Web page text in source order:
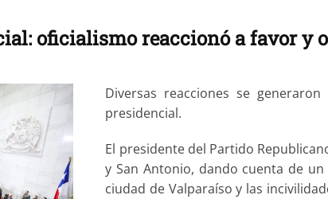
oficialismo reaccionó a favor y
Diversas reacciones se
presidencial.
El presidente del Partido
y San Antonio, dando cuenta de
ciudad de Valparaíso y las